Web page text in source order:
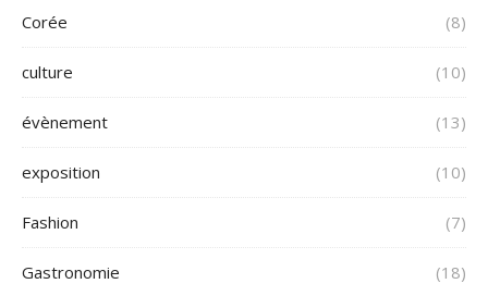
Corée (8)
culture (10)
évènement (13)
exposition (10)
Fashion (7)
Gastronomie (18)